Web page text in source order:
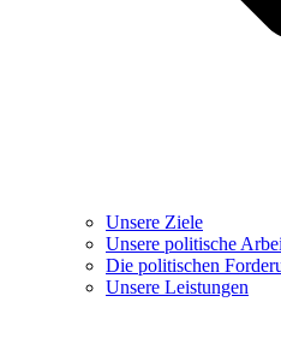
Unsere Ziele
Unsere politische
Die politischen
Unsere Leistungen